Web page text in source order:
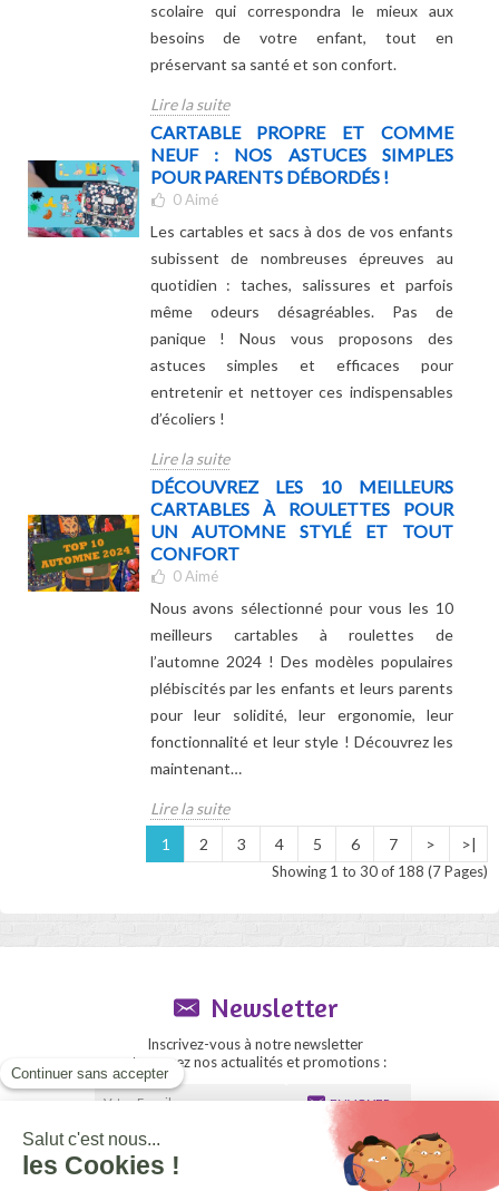
scolaire qui correspondra le mieux aux
besoins de votre enfant, tout en
préservant sa santé et son confort.
Lire la suite
CARTABLE PROPRE ET COMME
NEUF : NOS ASTUCES SIMPLES
POUR PARENTS DÉBORDÉS !
0 Aimé
Les cartables et sacs à dos de vos enfants
subissent de nombreuses épreuves au
quotidien : taches, salissures et parfois
même odeurs désagréables. Pas de
panique ! Nous vous proposons des
astuces simples et efficaces pour
entretenir et nettoyer ces indispensables
d’écoliers !
Lire la suite
DÉCOUVREZ LES 10 MEILLEURS
CARTABLES À ROULETTES POUR
UN AUTOMNE STYLÉ ET TOUT
CONFORT
0 Aimé
Nous avons sélectionné pour vous les 10
meilleurs cartables à roulettes de
l’automne 2024 ! Des modèles populaires
plébiscités par les enfants et leurs parents
pour leur solidité, leur ergonomie, leur
fonctionnalité et leur style ! Découvrez les
maintenant…
Lire la suite
1
2 3 4 5 6 7 > >|
Showing 1 to 30 of 188 (7 Pages)
Newsletter
Inscrivez-vous à notre newsletter
et recevez nos actualités et promotions :
ENVOYER
Espace revendeurs